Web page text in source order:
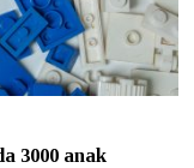
3000 anak